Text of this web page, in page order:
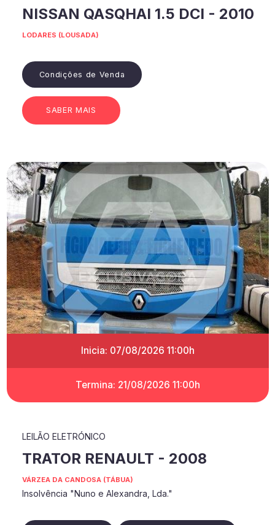
NISSAN QASQHAI 1.5 DCI - 2010
LODARES (LOUSADA)
Condições de Venda
SABER MAIS
Inicia: 07/08/2026 11:00h
Termina: 21/08/2026 11:00h
LEILÃO ELETRÓNICO
TRATOR RENAULT - 2008
VÁRZEA DA CANDOSA (TÁBUA)
Insolvência "Nuno e Alexandra, Lda."